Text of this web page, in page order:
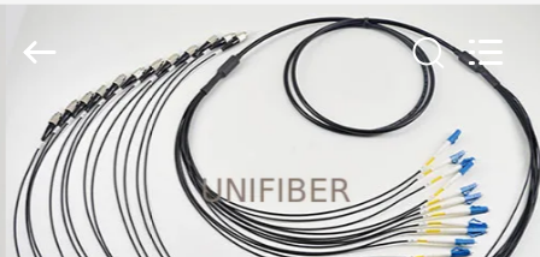
HAUS
PRODUKTE
Shenzhen
Co.,Ltd.